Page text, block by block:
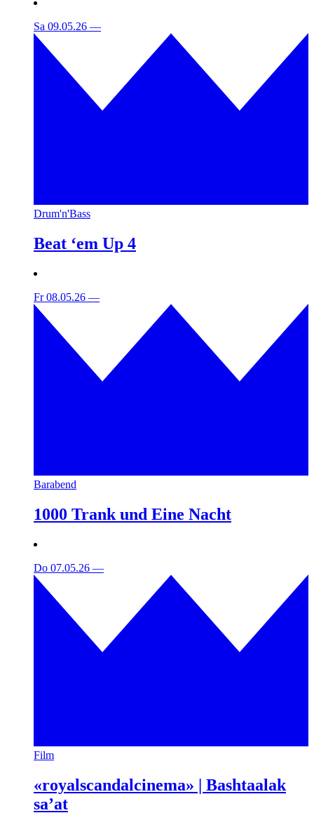
Sa 09.05.26 —
Drum'n'Bass
Beat ‘em Up 4
Fr 08.05.26 —
Barabend
1000 Trank und Eine Nacht
Do 07.05.26 —
Film
«royalscandalcinema» | Bashtaalak
sa’at